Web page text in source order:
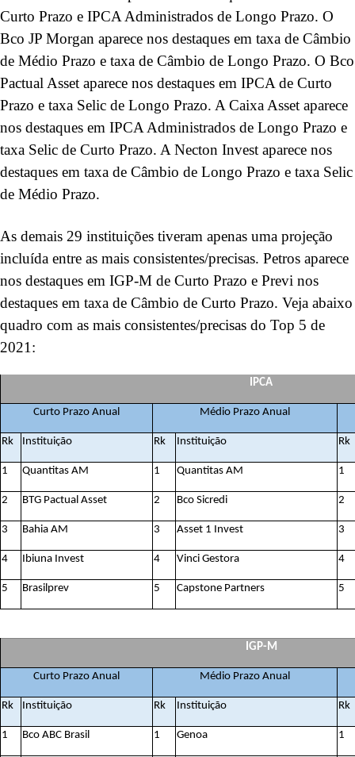
Curto Prazo e IPCA Administrados de Longo Prazo. O
Bco JP Morgan aparece nos destaques em taxa de Câmbio
de Médio Prazo e taxa de Câmbio de Longo Prazo. O Bco
Pactual Asset aparece nos destaques em IPCA de Curto
Prazo e taxa Selic de Longo Prazo. A Caixa Asset aparece
nos destaques em IPCA Administrados de Longo Prazo e
taxa Selic de Curto Prazo. A Necton Invest aparece nos
destaques em taxa de Câmbio de Longo Prazo e taxa Selic
de Médio Prazo.
As demais 29 instituições tiveram apenas uma projeção
incluída entre as mais consistentes/precisas. Petros aparece
nos destaques em IGP-M de Curto Prazo e Previ nos
destaques em taxa de Câmbio de Curto Prazo. Veja abaixo
quadro com as mais consistentes/precisas do Top 5 de
2021:
IPCA
Curto Prazo Anual Médio Prazo Anual
Rk Instituição Rk Instituição Rk
1 Quantitas AM 1 Quantitas AM 1
2 BTG Pactual Asset 2 Bco Sicredi 2
3 Bahia AM 3 Asset 1 Invest 3
4 Ibiuna Invest 4 Vinci Gestora 4
5 Brasilprev 5 Capstone Partners 5
IGP-M
Curto Prazo Anual Médio Prazo Anual
Rk Instituição Rk Instituição Rk
1 Bco ABC Brasil 1 Genoa 1